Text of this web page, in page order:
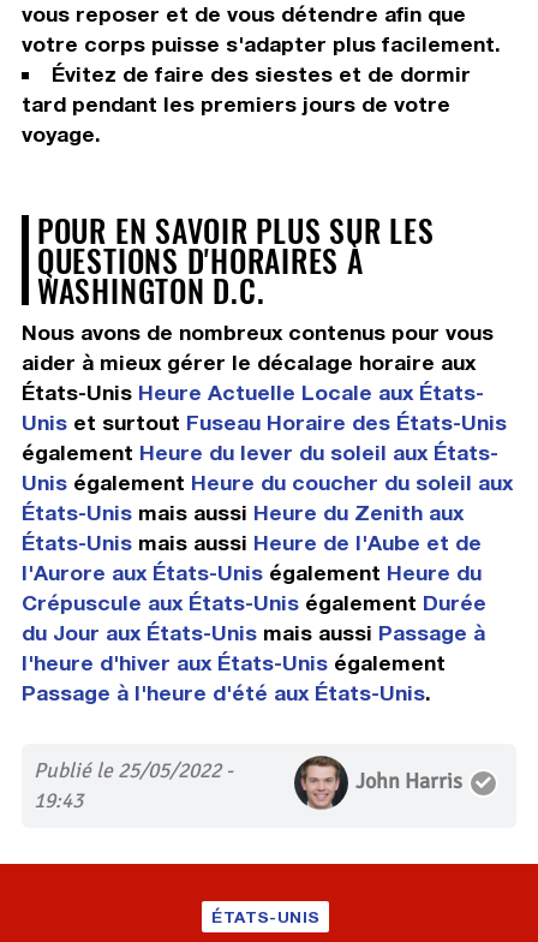
vous reposer et de vous détendre afin que
votre corps puisse s'adapter plus facilement.
Évitez de faire des siestes et de dormir
tard pendant les premiers jours de votre
voyage.
POUR EN SAVOIR PLUS SUR LES
QUESTIONS D'HORAIRES À
WASHINGTON D.C.
Nous avons de nombreux contenus pour vous
aider à mieux gérer le décalage horaire aux
États-Unis Heure Actuelle Locale aux États-
Uniset surtout Fuseau Horaire des États-Unis
également Heure du lever du soleil aux États-
Uniségalement Heure du coucher du soleil aux
États-Unismais aussi Heure du Zenith aux
États-Unismais aussi Heure de l'Aube et de
l'Aurore aux États-Uniségalement Heure du
Crépuscule aux États-Uniségalement Durée
du Jour aux États-Unismais aussi Passage à
l'heure d'hiver aux États-Uniségalement
Passage à l'heure d'été aux États-Unis.
Publié le 25/05/2022 -
19:43
John Harris
ÉTATS-UNIS